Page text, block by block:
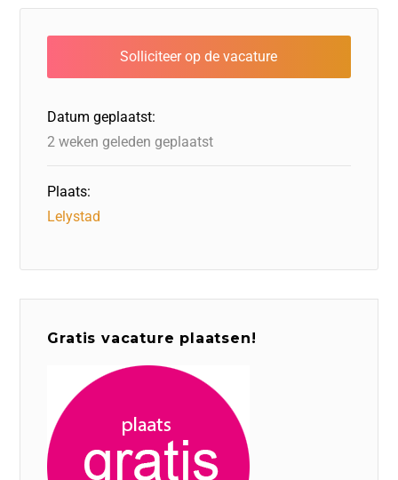
e
b
o
o
k
e
dI
n
o
d
o
n
a
d
s
s
A
p
l
Datum geplaatst:
2 weken geleden geplaatst
Plaats:
Lelystad
Gratis vacature plaatsen!